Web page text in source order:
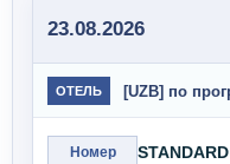
23.08.2026
ОТЕЛЬ [UZB] по
Номер